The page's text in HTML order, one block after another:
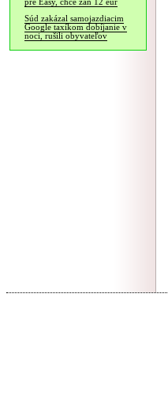
pre Easy, chce zaň 12 eur
Súd zakázal samojazdiacim
Google taxíkom dobíjanie v
noci, rušili obyvateľov